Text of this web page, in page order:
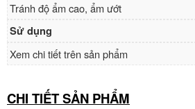
Tránh độ ẩm cao, ẩm ướt
Sử dụng
Xem chi tiết trên sản phẩm
CHI TIẾT SẢN PHẨM